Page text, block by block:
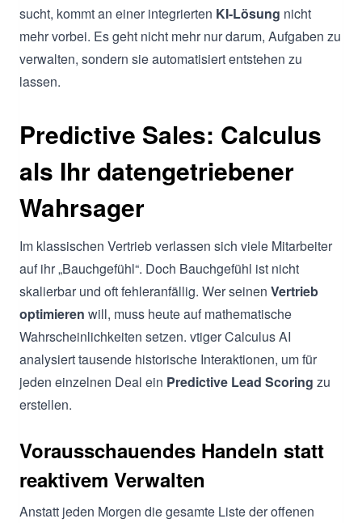
sucht, kommt an einer integrierten KI-Lösung nicht
mehr vorbei. Es geht nicht mehr nur darum, Aufgaben zu
verwalten, sondern sie automatisiert entstehen zu
lassen.
Predictive Sales: Calculus
als Ihr datengetriebener
Wahrsager
Im klassischen Vertrieb verlassen sich viele Mitarbeiter
auf ihr „Bauchgefühl“. Doch Bauchgefühl ist nicht
skalierbar und oft fehleranfällig. Wer seinen Vertrieb
optimieren will, muss heute auf mathematische
Wahrscheinlichkeiten setzen. vtiger Calculus AI
analysiert tausende historische Interaktionen, um für
jeden einzelnen Deal ein Predictive Lead Scoring zu
erstellen.
Vorausschauendes Handeln statt
reaktivem Verwalten
Anstatt jeden Morgen die gesamte Liste der offenen